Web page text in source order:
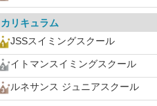
カリキュラム
JSSスイミングスクール
イトマンスイミングスクール
ルネサンス ジュニアスクール